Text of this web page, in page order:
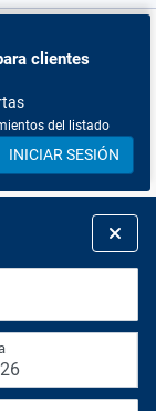
clientes
del listado
INICIAR SESIÓN